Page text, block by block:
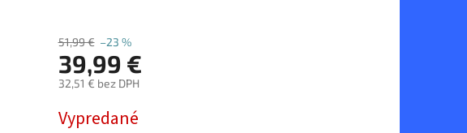
51,99 € –23 %
39,99 €
32,51 € bez DPH
cena:
Vypredané